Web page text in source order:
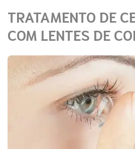
TRATAMENTO DE
COM LENTES DE